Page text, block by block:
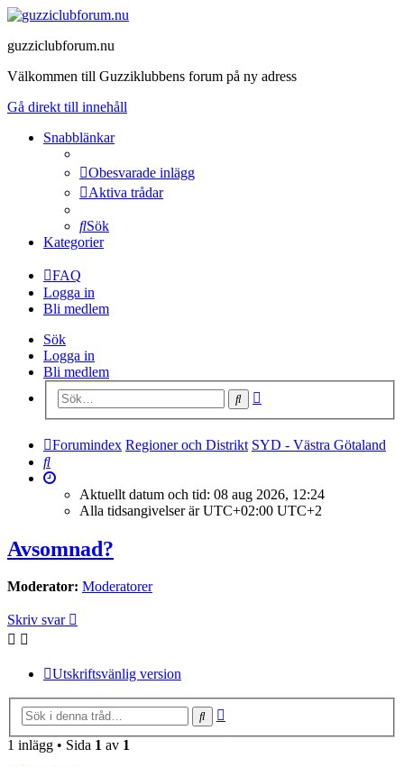
guzziclubforum.nu
Välkommen till Guzziklubbens forum på ny adress
Gå direkt till innehåll
Snabblänkar
Obesvarade inlägg
Aktiva trådar
Sök
Kategorier
FAQ
Logga in
Bli medlem
Sök
Logga in
Bli medlem
Sök
Forumindex Regioner och Distrikt SYD - Västra Götaland
Sök
Aktuellt datum och tid: 08 aug 2026, 12:24
Alla tidsangivelser är UTC+02:00 UTC+2
Avsomnad?
Moderator: Moderatorer
Skriv svar
Utskriftsvänlig version
Sök
1 inlägg • Sida 1 av 1